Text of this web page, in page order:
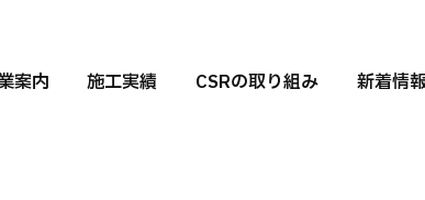
案内 施工実績 CSRの取り組み 新着情